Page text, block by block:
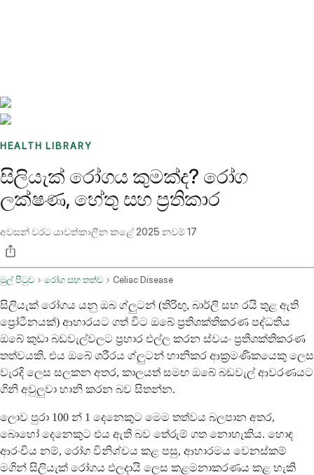
HEALTH LIBRARY
සිලියැක් රෝගය කුමක්ද? රෝග
ලක්ෂණ, හේතු සහ ප්‍රතිකාර
අවසන් වරට යාවත්කාලීන කළේ2025 නවම් 17
මුල් පිටුව රෝග සහ තත්ව Celiac Disease
සිලියැක් රෝගය යනු ඔබ ග්ලුටන් (තිරිඟු, බාර්ලි සහ රයි තුළ ඇති
ප්‍රෝටීනයක්) ආහාරයට ගත් විට ඔබේ ප්‍රතිශක්තිකරණ පද්ධතිය
ඔබේ කුඩා බඩවැල්වලට ප්‍රහාර එල්ල කරන ස්වයං ප්‍රතිශක්තිකරණ
තත්වයකි. එය ඔබේ ශරීරය ග්ලුටන් හානිකර ආක්‍රමණිකයෙකු ලෙස
වැරදි ලෙස සලකන අතර, කාලයත් සමඟ ඔබේ බඩවැල් ආවරණයට
ගිනි අවුලුවා හානි කරන බව සිතන්න.
ලොව පුරා 100 න් 1 දෙනෙකුට මෙම තත්වය බලපාන අතර,
බොහෝ දෙනෙකුට එය ඇති බව තේරුම් ගත නොහැකිය. හොඳ
ආරංචිය නම්, රෝග විනිශ්චය කළ පසු, ආහාරමය වෙනස්කම්
මගින් සිලියැක් රෝගය ඵලදායි ලෙස කළමනාකරණය කළ හැකි